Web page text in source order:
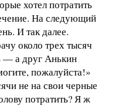
хотел потратить
На следующий
И так далее.
около трех тысяч
— а друг Анькин
пожалуйста!»
не на свои черные
потратить? Я ж